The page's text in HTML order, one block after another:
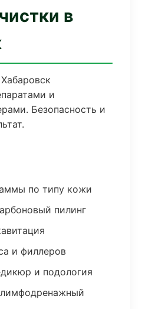
в
и
Безопасность и
по типу кожи
пилинг
и филлеров
и подология